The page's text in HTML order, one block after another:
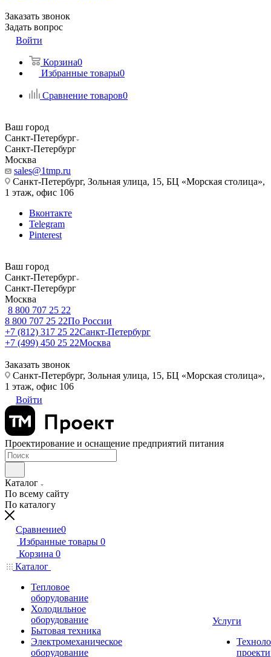
Заказать звонок
Задать вопрос
Войти
Корзина0
Избранные товары0
Сравнение товаров0
Ваш город
Санкт-Петербург
Санкт-Петербург
Москва
sales@1tmp.ru
Санкт-Петербург, Зольная улица, 15, БЦ «Морская столица»,
1 этаж, офис 106
Вконтакте
Telegram
Pinterest
Ваш город
Санкт-Петербург
Санкт-Петербург
Москва
8 800 707 25 22
8 800 707 25 22По России
+7 (812) 317 25 22Санкт-Петербург
+7 (499) 450 25 22Москва
Заказать звонок
Санкт-Петербург, Зольная улица, 15, БЦ «Морская столица»,
1 этаж, офис 106
Войти
Проектирование и оснащение предприятий питания
Каталог
По всему сайту
По каталогу
Сравнение0
Избранные товары 0
Корзина 0
Каталог
Тепловое
оборудование
Холодильное
оборудование
Бытовая техника
Электромеханическое
оборудование
Услуги